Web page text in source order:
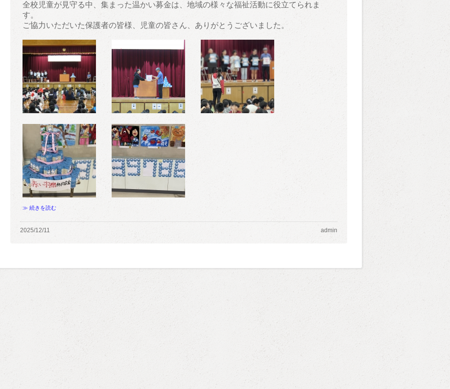
全校児童が見守る中、集まった温かい募金は、地域の様々な福祉活動に役立てられま
す。
ご協力いただいた保護者の皆様、児童の皆さん、ありがとうございました。
≫ 続きを読む
2025/12/11 admin